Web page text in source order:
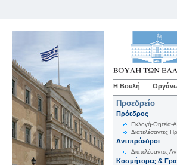
Η Βουλή
Προεδρείο
Πρόεδρος
Εκλογή-Θητεία-
Διατελέσαντες
Αντιπρόεδροι
Διατελέσαντες
Κοσμήτορες &